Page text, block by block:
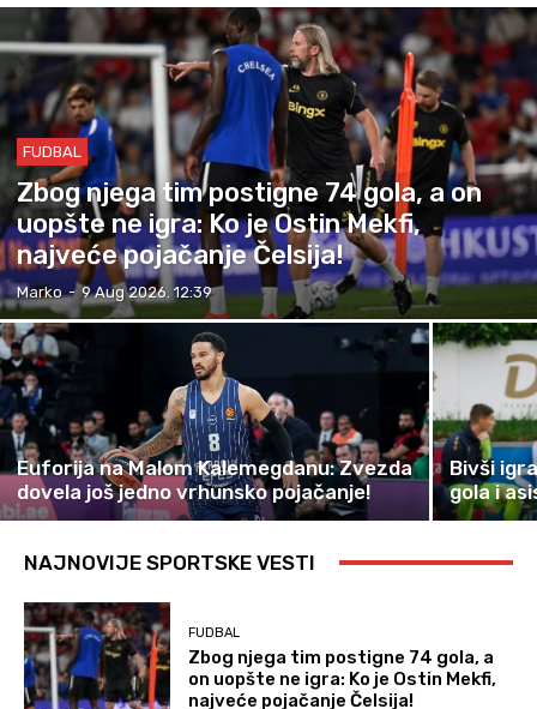
FUDBAL
Zbog njega tim postigne 74 gola, a on
uopšte ne igra: Ko je Ostin Mekfi,
najveće pojačanje Čelsija!
Marko - 9 Aug 2026. 12:39
Euforija na Malom Kalemegdanu: Zvezda
dovela još jedno vrhunsko pojačanje!
Bivši
gola i
NAJNOVIJE SPORTSKE VESTI
FUDBAL
Zbog njega tim postigne 74 gola, a
on uopšte ne igra: Ko je Ostin Mekfi,
najveće pojačanje Čelsija!